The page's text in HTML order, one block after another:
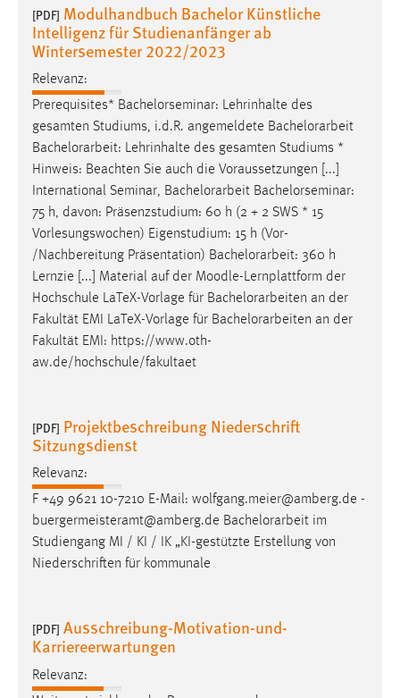
[PDF] Modulhandbuch Bachelor Künstliche
Intelligenz für Studienanfänger ab
Wintersemester 2022/2023
Relevanz:
Prerequisites* Bachelorseminar: Lehrinhalte des
gesamten Studiums, i.d.R. angemeldete Bachelorarbeit
Bachelorarbeit: Lehrinhalte des gesamten Studiums *
Hinweis: Beachten Sie auch die Voraussetzungen [...]
International Seminar, Bachelorarbeit Bachelorseminar:
75 h, davon: Präsenzstudium: 60 h (2 + 2 SWS * 15
Vorlesungswochen) Eigenstudium: 15 h (Vor-
/Nachbereitung Präsentation) Bachelorarbeit: 360 h
Lernzie [...] Material auf der Moodle-Lernplattform der
Hochschule LaTeX-Vorlage für Bachelorarbeiten an der
Fakultät EMI LaTeX-Vorlage für Bachelorarbeiten an der
Fakultät EMI: https://www.oth-
aw.de/hochschule/fakultaet
[PDF] Projektbeschreibung Niederschrift
Sitzungsdienst
Relevanz:
F +49 9621 10-7210 E-Mail: wolfgang.meier@amberg.de -
buergermeisteramt@amberg.de Bachelorarbeit im
Studiengang MI / KI / IK „KI-gestützte Erstellung von
Niederschriften für kommunale
[PDF] Ausschreibung-Motivation-und-
Karriereerwartungen
Relevanz: